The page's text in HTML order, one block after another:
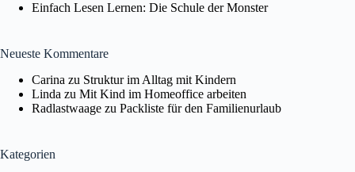
Einfach Lesen Lernen: Die Schule der Monster
Neueste Kommentare
Carina zu Struktur im Alltag mit Kindern
Linda zu Mit Kind im Homeoffice arbeiten
Radlastwaage zu Packliste für den Familienurlaub
Kategorien